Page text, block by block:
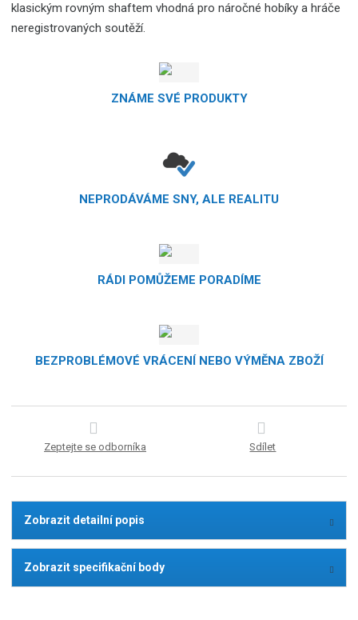
klasickým rovným shaftem vhodná pro náročné hobíky a hráče
neregistrovaných soutěží.
ZNÁME SVÉ PRODUKTY
NEPRODÁVÁME SNY, ALE REALITU
RÁDI POMŮŽEME PORADÍME
BEZPROBLÉMOVÉ VRÁCENÍ NEBO VÝMĚNA ZBOŽÍ
Zeptejte se odborníka Sdílet
Zobrazit detailní popis
Zobrazit specifikační body